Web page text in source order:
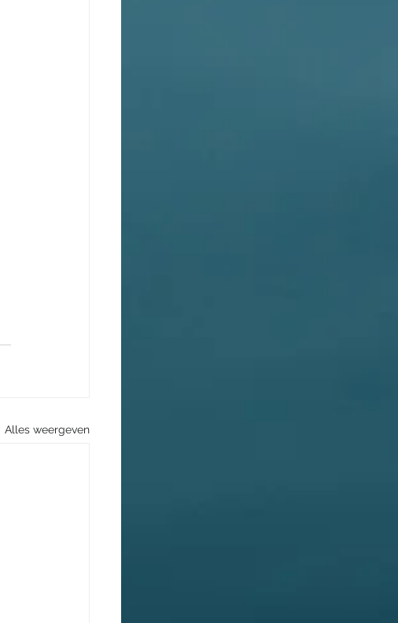
Alles weergeven